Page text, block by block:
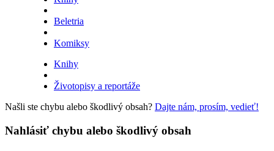
Beletria
Komiksy
Knihy
Životopisy a reportáže
Našli ste chybu alebo škodlivý obsah? Dajte nám, prosím, vedieť!
Nahlásiť chybu alebo škodlivý obsah